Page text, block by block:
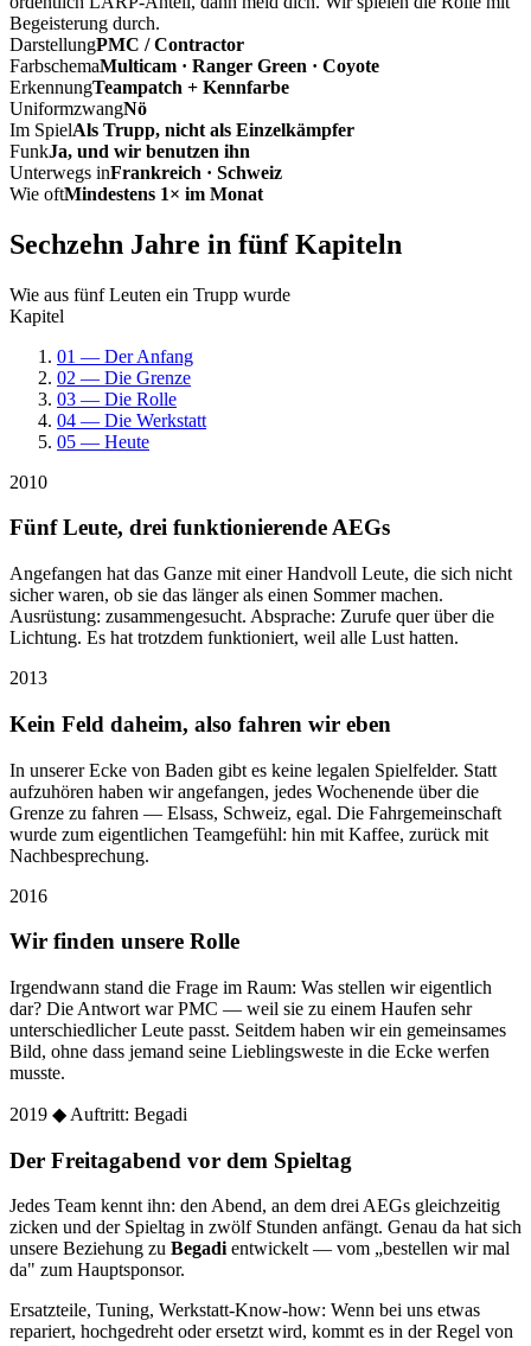
Begeisterung durch.
DarstellungPMC / Contractor
FarbschemaMulticam · Ranger Green · Coyote
ErkennungTeampatch + Kennfarbe
UniformzwangNö
Im SpielAls Trupp, nicht als Einzelkämpfer
FunkJa, und wir benutzen ihn
Unterwegs inFrankreich · Schweiz
Wie oftMindestens 1× im Monat
Sechzehn Jahre in fünf Kapiteln
Wie aus fünf Leuten ein Trupp wurde
Kapitel
01 — Der Anfang
02 — Die Grenze
03 — Die Rolle
04 — Die Werkstatt
05 — Heute
2010
Fünf Leute, drei funktionierende AEGs
Angefangen hat das Ganze mit einer Handvoll Leute, die sich nicht
sicher waren, ob sie das länger als einen Sommer machen.
Ausrüstung: zusammengesucht. Absprache: Zurufe quer über die
Lichtung. Es hat trotzdem funktioniert, weil alle Lust hatten.
2013
Kein Feld daheim, also fahren wir eben
In unserer Ecke von Baden gibt es keine legalen Spielfelder. Statt
aufzuhören haben wir angefangen, jedes Wochenende über die
Grenze zu fahren — Elsass, Schweiz, egal. Die Fahrgemeinschaft
wurde zum eigentlichen Teamgefühl: hin mit Kaffee, zurück mit
Nachbesprechung.
2016
Wir finden unsere Rolle
Irgendwann stand die Frage im Raum: Was stellen wir eigentlich
dar? Die Antwort war PMC — weil sie zu einem Haufen sehr
unterschiedlicher Leute passt. Seitdem haben wir ein gemeinsames
Bild, ohne dass jemand seine Lieblingsweste in die Ecke werfen
musste.
2019 ◆ Auftritt: Begadi
Der Freitagabend vor dem Spieltag
Jedes Team kennt ihn: den Abend, an dem drei AEGs gleichzeitig
zicken und der Spieltag in zwölf Stunden anfängt. Genau da hat sich
unsere Beziehung zu Begadientwickelt — vom „bestellen wir mal
da" zum Hauptsponsor.
Ersatzteile, Tuning, Werkstatt-Know-how: Wenn bei uns etwas
repariert, hochgedreht oder ersetzt wird, kommt es in der Regel von